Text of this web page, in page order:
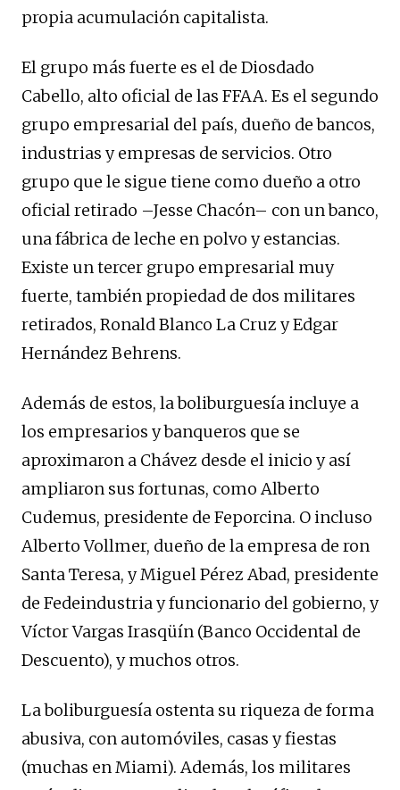
propia acumulación capitalista.
El grupo más fuerte es el de Diosdado
Cabello, alto oficial de las FFAA. Es el segundo
grupo empresarial del país, dueño de bancos,
industrias y empresas de servicios. Otro
grupo que le sigue tiene como dueño a otro
oficial retirado –Jesse Chacón– con un banco,
una fábrica de leche en polvo y estancias.
Existe un tercer grupo empresarial muy
fuerte, también propiedad de dos militares
retirados, Ronald Blanco La Cruz y Edgar
Hernández Behrens.
Además de estos, la boliburguesía incluye a
los empresarios y banqueros que se
aproximaron a Chávez desde el inicio y así
ampliaron sus fortunas, como Alberto
Cudemus, presidente de Feporcina. O incluso
Alberto Vollmer, dueño de la empresa de ron
Santa Teresa, y Miguel Pérez Abad, presidente
de Fedeindustria y funcionario del gobierno, y
Víctor Vargas Irasqüín (Banco Occidental de
Descuento), y muchos otros.
La boliburguesía ostenta su riqueza de forma
abusiva, con automóviles, casas y fiestas
(muchas en Miami). Además, los militares